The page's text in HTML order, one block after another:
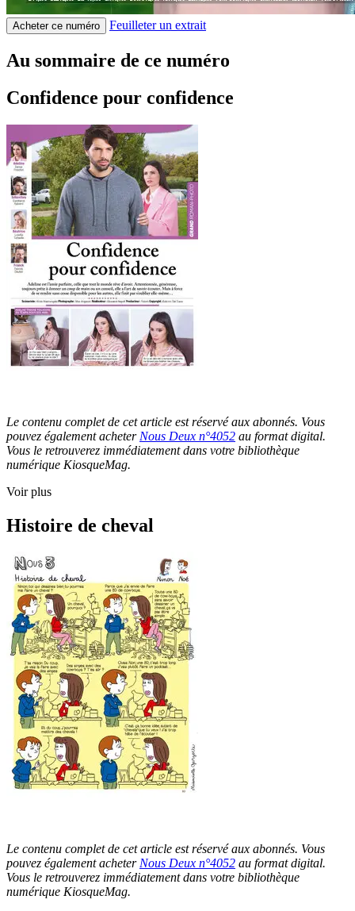
Acheter ce numéro Feuilleter un extrait
Au sommaire de ce numéro
Confidence pour confidence
Le contenu complet de cet article est réservé aux abonnés. Vous
pouvez également acheter Nous Deux n°4052 au format digital.
Vous le retrouverez immédiatement dans votre bibliothèque
numérique KiosqueMag.
Voir plus
Histoire de cheval
Le contenu complet de cet article est réservé aux abonnés. Vous
pouvez également acheterNous Deux n°4052 au format digital.
Vous le retrouverez immédiatement dans votre bibliothèque
numérique KiosqueMag.